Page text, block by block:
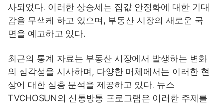
사되었다. 이러한 상승세는 집값 안정화에 대한 기대
감을 무색케 하고 있으며, 부동산 시장의 새로운 국
면을 예고하고 있다.
최근의 통계 자료는 부동산 시장에서 발생하는 변화
의 심각성을 시사하며, 다양한 매체에서는 이러한 현
상에 대한 심층 분석을 제공하고 있다. 뉴스
TVCHOSUN의 신통방통 프로그램은 이러한 주제를